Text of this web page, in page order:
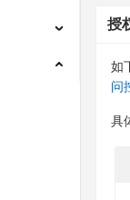
授
如
问
具